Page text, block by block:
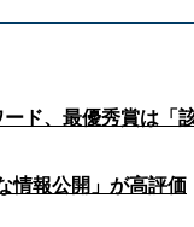
ド、最優秀賞は「
情報公開」が高評価